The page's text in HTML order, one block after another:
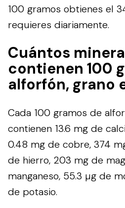
100 gramos obtienes el
requieres diariamente.
Cuántos
contienen 100
alforfón, grano
Cada 100 gramos de
contienen 13.6 mg de
0.48 mg de cobre, 374
de hierro, 203 mg de
manganeso, 55.3 µg de
de potasio.